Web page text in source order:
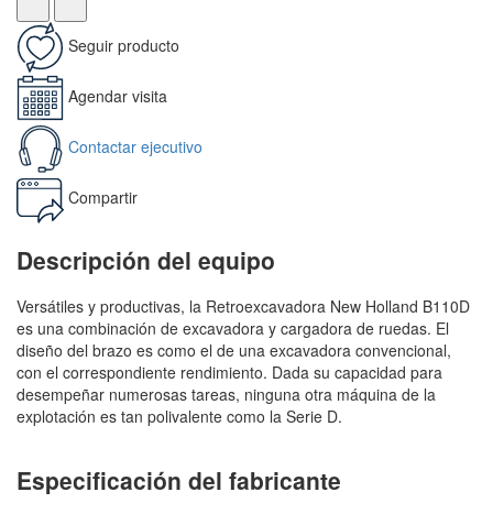
Seguir producto
Agendar visita
Contactar ejecutivo
Compartir
Descripción del equipo
Versátiles y productivas, la Retroexcavadora New Holland B110D
es una combinación de excavadora y cargadora de ruedas. El
diseño del brazo es como el de una excavadora convencional,
con el correspondiente rendimiento. Dada su capacidad para
desempeñar numerosas tareas, ninguna otra máquina de la
explotación es tan polivalente como la Serie D.
Especificación del fabricante